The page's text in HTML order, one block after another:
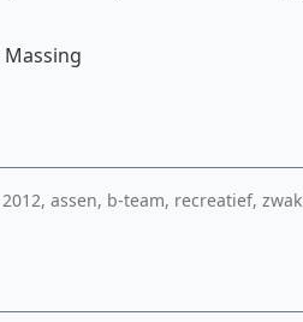
Massing
assen, b-team, recreatief, zwak